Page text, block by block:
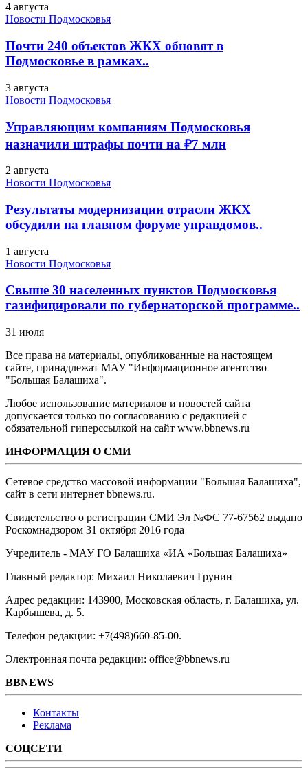
4 августа
Новости Подмосковья
Почти 240 объектов ЖКХ обновят в
Подмосковье в рамках..
3 августа
Новости Подмосковья
Управляющим компаниям Подмосковья
назначили штрафы почти на ₽7 млн
2 августа
Новости Подмосковья
Результаты модернизации отрасли ЖКХ
обсудили на главном форуме управдомов..
1 августа
Новости Подмосковья
Свыше 30 населенных пунктов Подмосковья
газифицировали по губернаторской программе..
31 июля
Все права на материалы, опубликованные на настоящем
сайте, принадлежат МАУ "Информационное агентство
"Большая Балашиха".
Любое использование материалов и новостей сайта
допускается только по согласованию с редакцией с
обязательной гиперссылкой на сайт www.bbnews.ru
ИНФОРМАЦИЯ О СМИ
Сетевое средство массовой информации "Большая Балашиха",
сайт в сети интернет bbnews.ru.
Свидетельство о регистрации СМИ Эл №ФС ‎77-67562 выдано
Роскомнадзором 31 октября 2016 года
Учредитель - МАУ ГО Балашиха «ИА «Большая Балашиха»
Главный редактор: Михаил Николаевич Грунин
Адрес редакции: 143900, Московская область, г. Балашиха, ул.
Карбышева, д. 5.
Телефон редакции: +7(498)660-85-00.
Электронная почта редакции: office@bbnews.ru
BBNEWS
Контакты
Реклама
СОЦСЕТИ